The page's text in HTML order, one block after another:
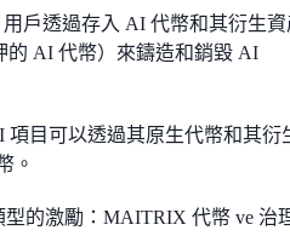
戶透過存入 AI 代幣和其衍生資
的 AI 代幣）來鑄造和銷毀 AI
項目可以透過其原生代幣和其衍
。
型的激勵：MAITRIX 代幣 ve 治